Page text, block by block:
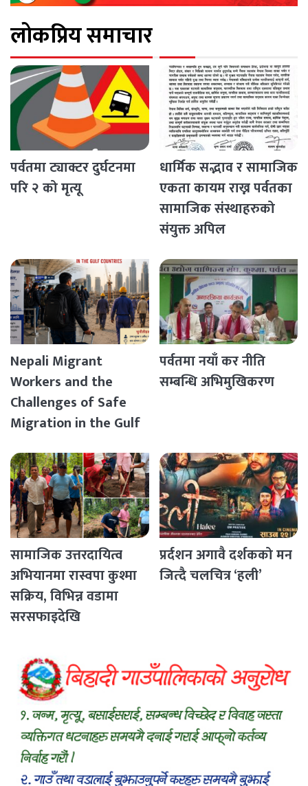
लोकप्रिय समाचार
पर्वतमा ट्याक्टर दुर्घटनमा
परि २ को मृत्यू
धार्मिक सद्भाव र सामाजिक
एकता कायम राख्न पर्वतका
सामाजिक संस्थाहरुको
संयुक्त अपिल
Nepali Migrant
Workers and the
Challenges of Safe
Migration in the Gulf
पर्वतमा नयाँ कर नीति
सम्बन्धि अभिमुखिकरण
सामाजिक उत्तरदायित्व
अभियानमा रास्वपा कुश्मा
सक्रिय, विभिन्न वडामा
सरसफाइदेखि
प्रर्दशन अगावै दर्शकको मन
जित्दै चलचित्र ‘हली’